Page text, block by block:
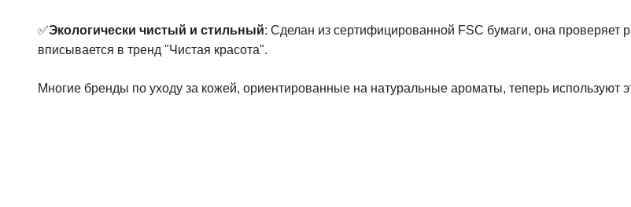
✅Экологически чистый и стильный: Сделан из сертифицированной FSC бумаги, она проверяет
вписывается в тренд "Чистая красота".
Многие бренды по уходу за кожей, ориентированные на натуральные ароматы, теперь используют